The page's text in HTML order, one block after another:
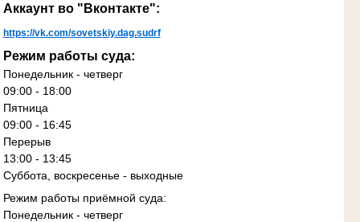
Аккаунт во "Вконтакте":
https://vk.com/sovetskiy.dag.sudrf
Режим работы суда:
Понедельник - четверг
09:00 - 18:00
Пятница
09:00 - 16:45
Перерыв
13:00 - 13:45
Суббота, воскресенье - выходные
Режим работы приёмной суда:
Понедельник - четверг